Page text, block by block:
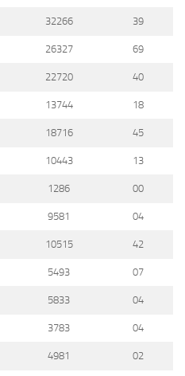
32266 39
26327 69
22720 40
13744 18
18716 45
10443 13
1286 00
9581 04
10515 42
5493 07
5833 04
3783 04
4981 02